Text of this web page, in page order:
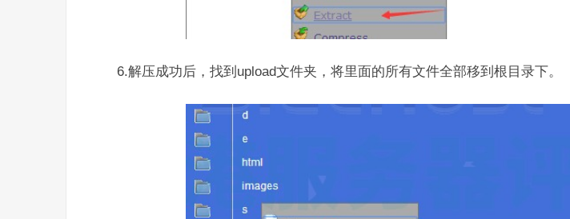
6.解压成功后，找到upload文件夹，将里面的所有文件全部移到根目录下。